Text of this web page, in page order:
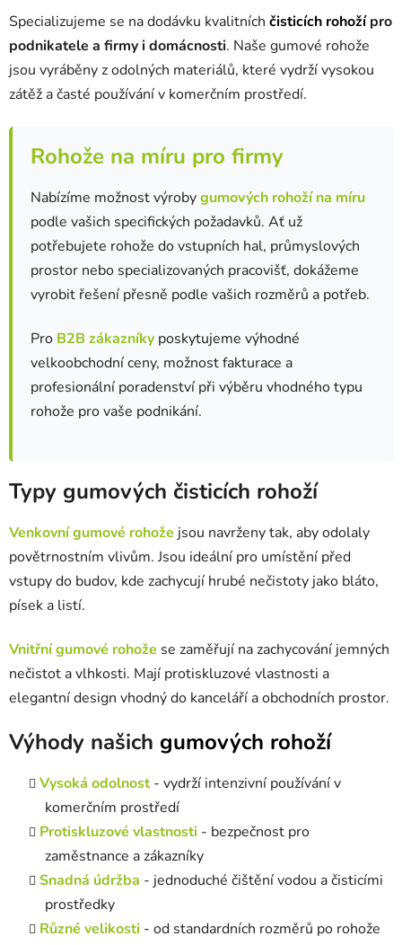
r
v
k
y
v
i
s
u
Specializujeme se na dodávku kvalitních čisticích rohožípro
podnikatele a firmy i domácnosti. Naše gumové rohože
jsou vyráběny z odolných materiálů, které vydrží vysokou
zátěž a časté používání v komerčním prostředí.
Rohože na míru pro firmy
Nabízíme možnost výrobygumových rohoží na míru
podle vašich specifických požadavků. Ať už
potřebujete rohože do vstupních hal, průmyslových
prostor nebo specializovaných pracovišť, dokážeme
vyrobit řešení přesně podle vašich rozměrů a potřeb.
Pro B2B zákazníky poskytujeme výhodné
velkoobchodní ceny, možnost fakturace a
profesionální poradenství při výběru vhodného typu
rohože pro vaše podnikání.
Typy gumových čisticích rohoží
Venkovní gumové rohože jsou navrženy tak, aby odolaly
povětrnostním vlivům. Jsou ideální pro umístění před
vstupy do budov, kde zachycují hrubé nečistoty jako bláto,
písek a listí.
Vnitřní gumové rohože se zaměřují na zachycování jemných
nečistot a vlhkosti. Mají protiskluzové vlastnosti a
elegantní design vhodný do kanceláří a obchodních prostor.
Výhody našich gumových rohoží
Vysoká odolnost- vydrží intenzivní používání v
komerčním prostředí
Protiskluzové vlastnosti - bezpečnost pro
zaměstnance a zákazníky
Snadná údržba - jednoduché čištění vodou a čisticími
prostředky
Různé velikosti - od standardních rozměrů po rohože